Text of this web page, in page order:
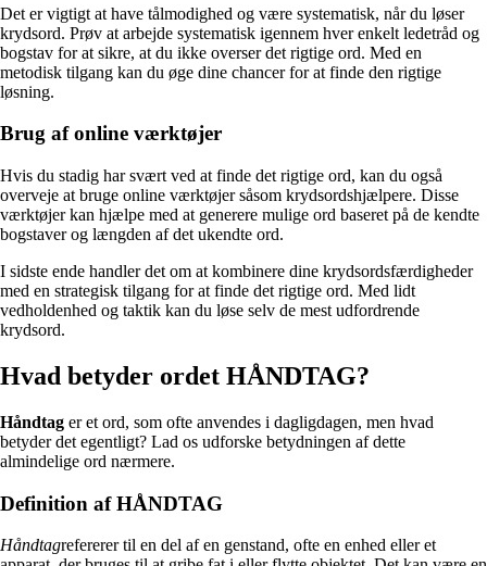
Det er vigtigt at have tålmodighed og være systematisk, når du løser
krydsord. Prøv at arbejde systematisk igennem hver enkelt ledetråd og
bogstav for at sikre, at du ikke overser det rigtige ord. Med en
metodisk tilgang kan du øge dine chancer for at finde den rigtige
løsning.
Brug af online værktøjer
Hvis du stadig har svært ved at finde det rigtige ord, kan du også
overveje at bruge online værktøjer såsom krydsordshjælpere. Disse
værktøjer kan hjælpe med at generere mulige ord baseret på de kendte
bogstaver og længden af det ukendte ord.
I sidste ende handler det om at kombinere dine krydsordsfærdigheder
med en strategisk tilgang for at finde det rigtige ord. Med lidt
vedholdenhed og taktik kan du løse selv de mest udfordrende
krydsord.
Hvad betyder ordet HÅNDTAG?
Håndtag er et ord, som ofte anvendes i dagligdagen, men hvad
betyder det egentligt? Lad os udforske betydningen af dette
almindelige ord nærmere.
Definition af HÅNDTAG
Håndtagrefererer til en del af en genstand, ofte en enhed eller et